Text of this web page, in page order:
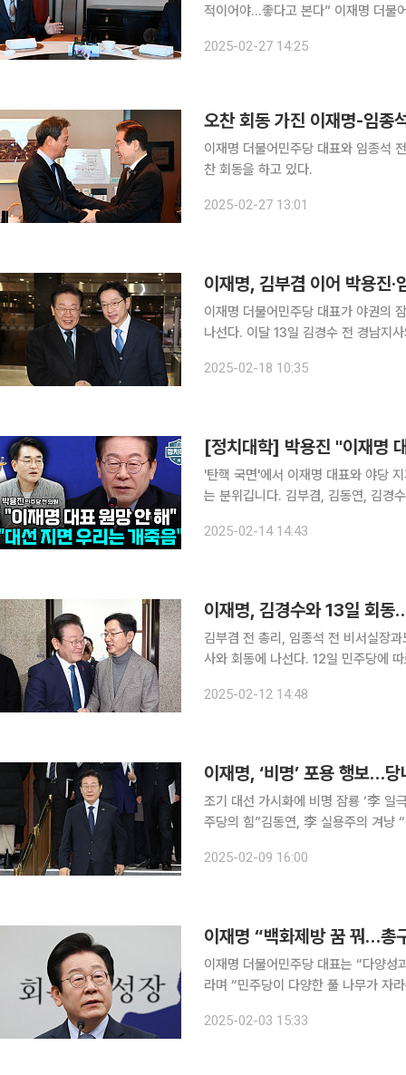
적이어야…좋다고 본다” 이재명 더불어민주당 대표가 ‘비이재명(비명·非明)계 끌어안기’를 이어가
대표와 임 전 실장은 27일 오후 서울
2025-02-27 14:25
오찬 회동 가진 이재명-임종
이재명 더불어민주당 대표와 임종석
찬 회동을 하고 있다.
2025-02-27 13:01
이재명, 김부겸 이어 박용진·
이재명 더불어민주당 대표가 야권의
나선다. 이달 13일 김경수 전 경남지
27일 임종석 전 대통령 비서실장과
2025-02-18 10:35
'탄핵 국면'에서 이재명 대표와 야당
는 분위깁니다. 김부겸, 김동연, 김경
"친명·친문이 다 함께 힘을 합쳐야 한
2025-02-14 14:43
이재명, 김경수와 13일 회동
김부겸 전 총리, 임종석 전 비서실장과도 회동 예정 이재명 더불어민주
사와 회동에 나선다. 12일 민주당에 따르면 이 대표는 13일 오후 4시30분 국회 본청 식당에서 김
에 복당한 바 있다. 이 대표는 김
2025-02-12 14:48
이재명, ‘비명’ 포용 행보…
조기 대선 가시화에 비명 잠룡 ‘李 일
주당의 힘”김동연, 李 실용주의 겨냥
이재명 더불어민주당 대표의 당내 통
2025-02-09 16:00
이재명 “백화제방 꿈 꿔…총
이재명 더불어민주당 대표는 “다양
라며 “민주당이 다양한 풀 나무가 자라는 건강한
이 같이 밝혔다. 최근 비명(비이재명)
2025-02-03 15:33